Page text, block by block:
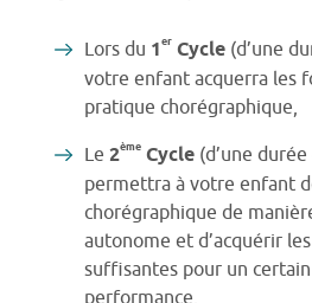
Lors du 1er Cycle (d’une
votre enfant acquerra les
pratique chorégraphique,
Le 2ème Cycle (d’une
permettra à votre enfant
chorégraphique de
autonome et d’acquérir
suffisantes pour un
performance,